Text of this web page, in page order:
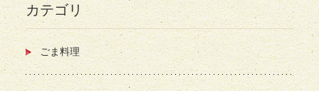
カテゴリ
ごま料理